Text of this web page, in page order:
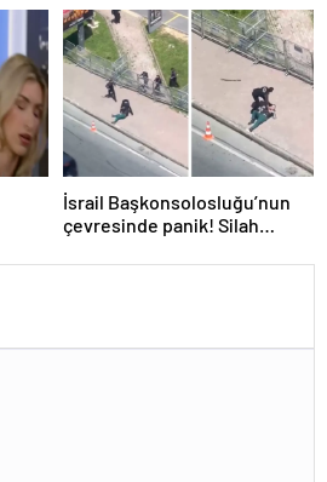
İsrail Başkonsolosluğu’nun
çevresinde panik! Silah
açıklama geldi